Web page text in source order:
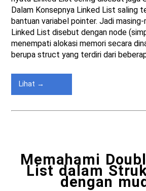
Dalam Konsepnya Linked List saling
bantuan variabel pointer. Jadi
Linked List disebut dengan node
menempati alokasi memori secara
berupa struct yang terdiri dari
Lihat →
Memahami
List dalam
dengan